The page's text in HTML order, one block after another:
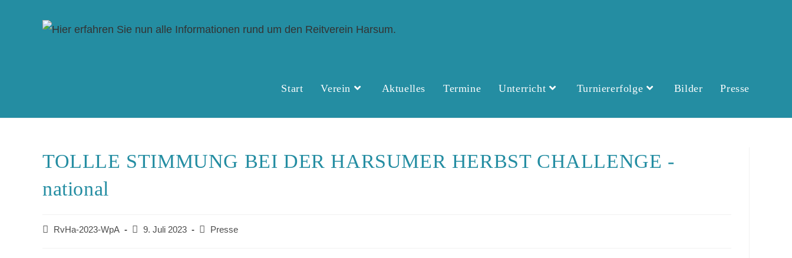
Start Verein Aktuelles Termine Unterricht Turniererfolge Bilder Presse
TOLLLE STIMMUNG BEI DER HARSUMER HERBST CHALLENGE -
national
RvHa-2023-WpA 9. Juli 2023 Presse